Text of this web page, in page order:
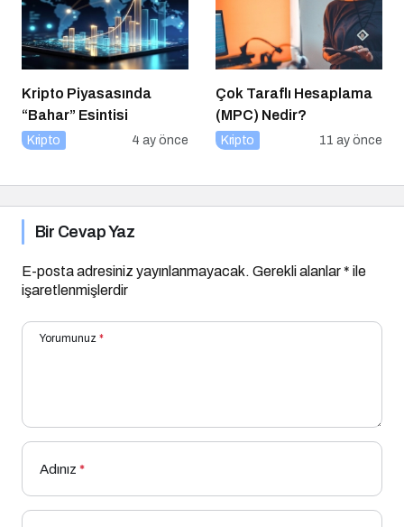
Kripto Piyasasında
“Bahar” Esintisi
Kripto 4 ay önce
Çok Taraflı Hesaplama
(MPC) Nedir?
Kripto 11 ay önce
Bir Cevap Yaz
E-posta adresiniz yayınlanmayacak. Gerekli alanlar* ile
işaretlenmişlerdir
Yorumunuz *
Adınız *